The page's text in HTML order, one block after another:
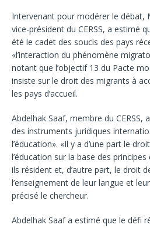
Intervenant pour modérer le débat,
vice-président du CERSS, a estimé
été le cadet des soucis des pays
«l’interaction du phénomène
notant que l’objectif 13 du Pacte
insiste sur le droit des migrants à
les pays d’accueil.
Abdelhak Saaf, membre du CERSS,
des instruments juridiques
l’éducation». «Il y a d’une part le
l’éducation sur la base des principes
ils résident et, d’autre part, le droit
l’enseignement de leur langue et
précisé le chercheur.
Abdelhak Saaf a estimé que le défi